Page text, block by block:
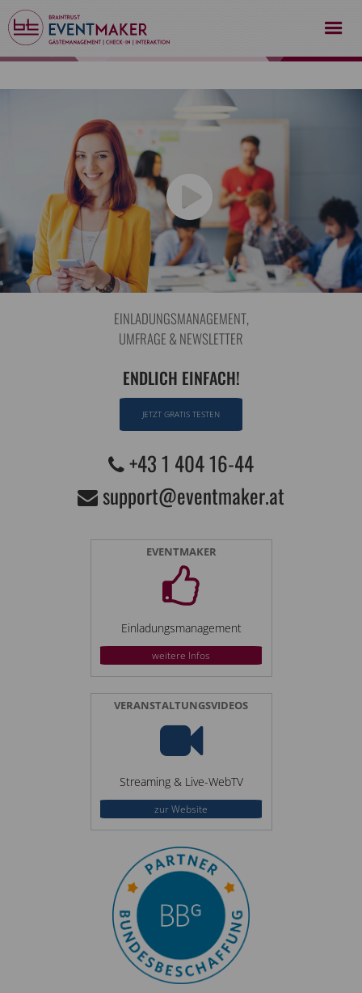
EINLADUNGSMANAGEMENT,
UMFRAGE & NEWSLETTER
ENDLICH EINFACH!
JETZT GRATIS TESTEN
+43 1 404 16-44
support@eventmaker.at
EVENTMAKER
Einladungsmanagement
weitere Infos
VERANSTALTUNGSVIDEOS
Streaming & Live-WebTV
zur Website